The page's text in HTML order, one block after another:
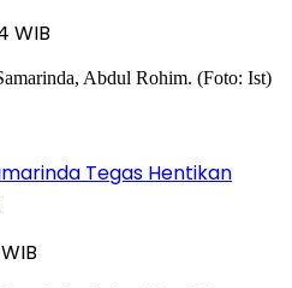
WIB
Tegas Hentikan